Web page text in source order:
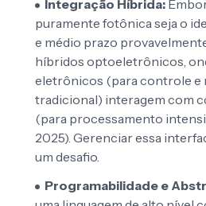
Integração Híbrida:
puramente fotônica seja o
e médio prazo
híbridos optoeletrônicos,
eletrônicos (para controle e
tradicional) interagem com
(para processamento
2025). Gerenciar essa
um desafio.
Programabilidade e